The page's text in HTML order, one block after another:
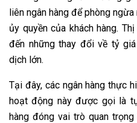
liên ngân hàng để phòng
ủy quyền của khách hàng.
đến những thay đổi về tỷ
dịch lớn.
Tại đây, các ngân hàng thực
hoạt động này được gọi là
hàng đóng vai trò quan